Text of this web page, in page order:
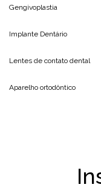
Gengivoplastia
Implante Dentário
Lentes de contato dental
Aparelho ortodôntico